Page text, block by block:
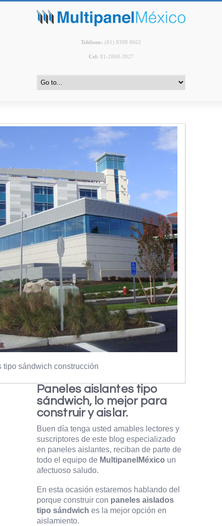
Teléfono: (81) 8398 8662
Cel: 81-2869-3927
tipo sándwich construcción
Paneles aislantes tipo
sándwich, lo mejor para
construir y aislar.
Buen día tenga usted amables lectores y
suscriptores de este blog especializado
en paneles aislantes, reciban de parte de
todo el equipo de MultipanelMéxico un
afectuoso saludo.
En esta ocasión estaremos hablando del
porque construir con paneles aislados
tipo sándwich es la mejor opción en
aislamiento.